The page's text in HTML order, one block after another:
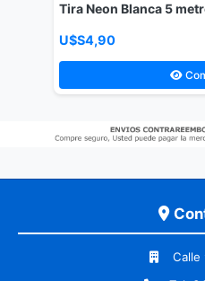
Tira Neon Blanca 5
U$S4,90
Calle